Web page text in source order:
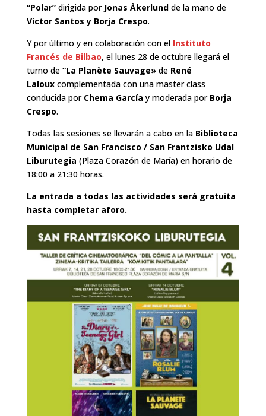
“Polar”dirigida por Jonas Åkerlundde la mano de
Víctor Santos y Borja Crespo.
Y por último y en colaboración con el Instituto
Francés de Bilbao, el lunes 28 de octubre llegará el
turno de “La Planète Sauvage» deRené
Lalouxcomplementada con una master class
conducida por Chema García y moderada por Borja
Crespo.
Todas las sesiones se llevarán a cabo en la Biblioteca
Municipal de San Francisco / San Frantzisko Udal
Liburutegia (Plaza Corazón de María) en horario de
18:00 a 21:30 horas.
La entrada a todas las actividades será gratuita
hasta completar aforo.